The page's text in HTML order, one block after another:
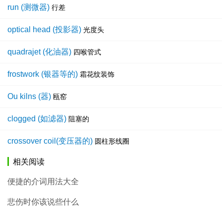
run (测微器) 行差
optical head (投影器) 光度头
quadrajet (化油器) 四喉管式
frostwork (银器等的) 霜花纹装饰
Ou kilns (器) 瓯窑
clogged (如滤器) 阻塞的
crossover coil(变压器的) 圆柱形线圈
相关阅读
便捷的介词用法大全
悲伤时你该说些什么